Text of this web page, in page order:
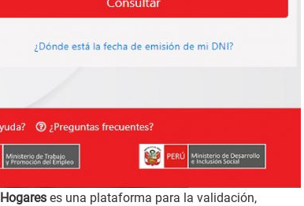
es una plataforma para la validación,